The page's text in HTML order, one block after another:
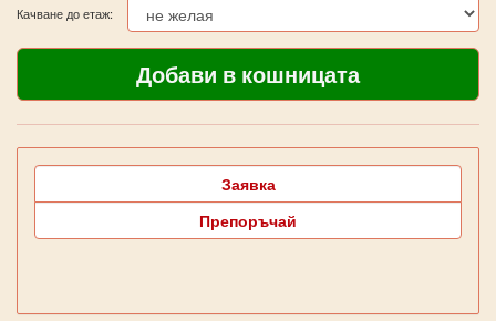
Качване до етаж:
Заявка
Препоръчай